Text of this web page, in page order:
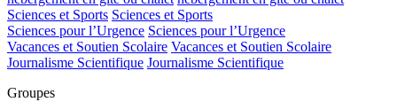
Sciences et Sports Sciences et Sports
Sciences pour l’Urgence Sciences pour l’Urgence
Vacances et Soutien Scolaire Vacances et Soutien Scolaire
Journalisme Scientifique Journalisme Scientifique
Groupes